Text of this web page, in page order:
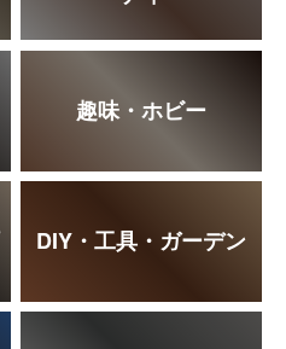
趣味・ホビー
DIY・工具・ガーデン